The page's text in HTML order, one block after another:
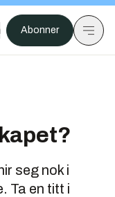
Abonner
seg nok i
Ta en titt i